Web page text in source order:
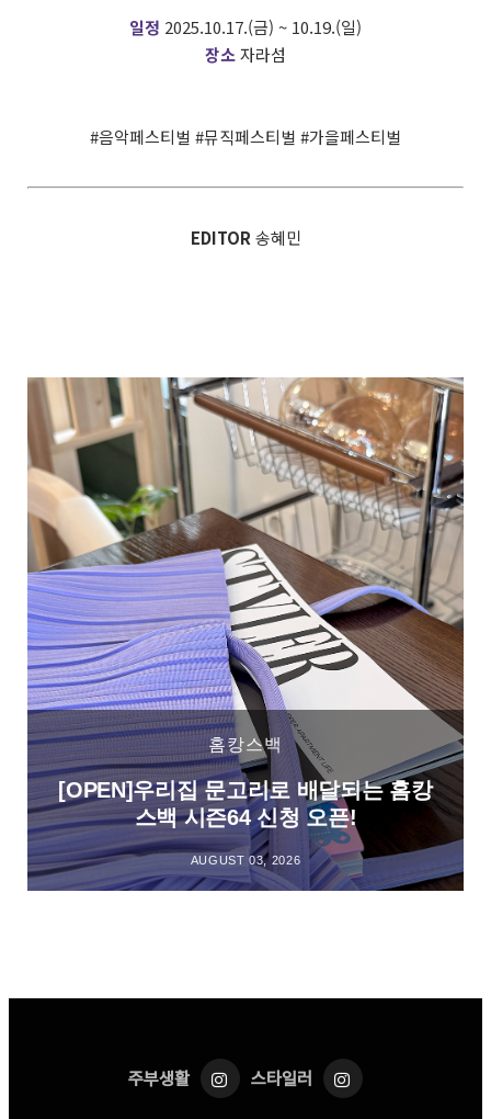
일정 2025.10.17.(금) ~ 10.19.(일)
장소자라섬
#음악페스티벌 #뮤직페스티벌 #가을페스티벌
EDITOR 송혜민
홈캉스백
[OPEN]우리집 문고리로 배달되는 홈캉
스백 시즌64 신청 오픈!
AUGUST 03, 2026
주부생활 스타일러